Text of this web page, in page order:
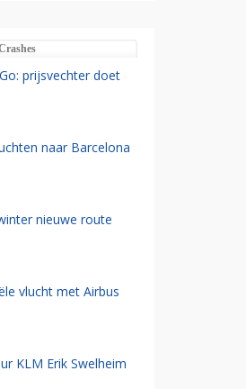
prijsvechter doet
naar Barcelona
nieuwe route
vlucht met Airbus
KLM Erik Swelheim